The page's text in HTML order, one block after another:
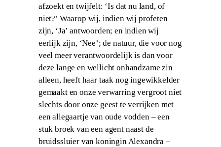
afzoekt en twijfelt: ‘Is dat nu land, of
niet?’ Waarop wij, indien wij profeten
zijn, ‘Ja’ antwoorden; en indien wij
eerlijk zijn, ‘Nee’; de natuur, die voor nog
veel meer verantwoordelijk is dan voor
deze lange en wellicht onhandzame zin
alleen, heeft haar taak nog ingewikkelder
gemaakt en onze verwarring vergroot niet
slechts door onze geest te verrijken met
een allegaartje van oude vodden – een
stuk broek van een agent naast de
bruidssluier van koningin Alexandra –